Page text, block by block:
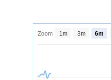
Zoom 1m 3m 6m